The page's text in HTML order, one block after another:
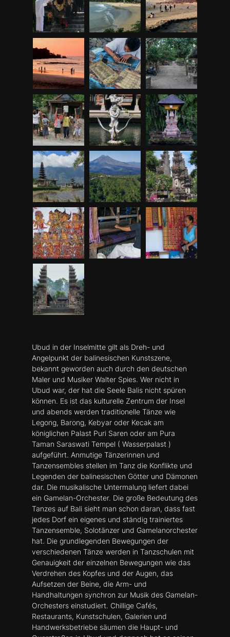
Ubud in der Inselmitte gilt als Dreh- und
Angelpunkt der balinesischen Kunstszene,
bekannt geworden auch durch den deutschen
Maler und Musiker Walter Spies. Wer nicht in
Ubud war, der hat die Seele Balis nicht spüren
können. Es ist das kulturelle Zentrum der Insel
und abends werden traditionelle Tänze wie
Legong, Barong, Kebyar oder Kecak am
königlichen Palast Puri Saren oder am Pura
Taman Saraswati Tempel ( Wasserpalast )
aufgeführt. Anmutige Tänzerinnen und
Tanzensembles stellen im Tanz die Konflikte und
Legenden der balinesischen Götter und Dämonen
dar. Die musikalische Untermalung liefert dabei
ein Gamelan-Orchester. Die große Bedeutung des
Tanzes auf Bali sieht man schon daran, dass fast
jedes Dorf ein eigenes und ständig trainiertes
Tanzensemble, Solotänzer und Gamelanorchester
hat. Die grundlegenden Bewegungen der
verschiedenen Tänze werden in Tanzschulen mit
Genauigkeit der einzelnen Bewegungen wie das
Verdrehen des Kopfes und der Augen, das
Aufsetzen der Beine, die Arm- und
Handhaltungen synchron zur Musik des Gamelan-
Orchesters einstudiert. Chillige Cafés,
Restaurants, Kunstschulen, Galerien und
Handwerksbetriebe säumen die Haupt- und